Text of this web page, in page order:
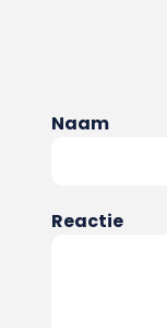
Naam
Reactie